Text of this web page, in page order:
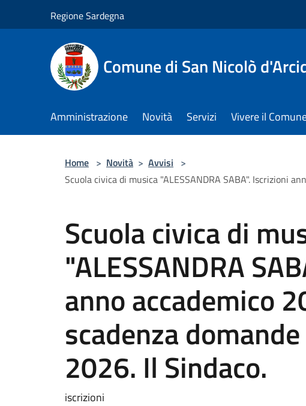
Regione Sardegna
Comune di San Nicolò
Amministrazione Novità Servizi Vivere il
Home > Novità > Avvisi >
Scuola civica di musica "ALESSANDRA SABA". Iscrizioni
Scuola civica di
"ALESSANDRA
anno accademico
scadenza
2026. Il Sindaco.
iscrizioni